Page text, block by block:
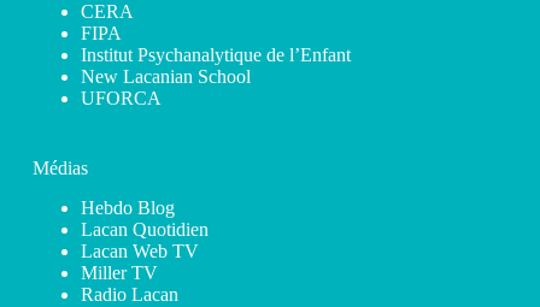
CERA
FIPA
Institut Psychanalytique de l’Enfant
New Lacanian School
UFORCA
Médias
Hebdo Blog
Lacan Quotidien
Lacan Web TV
Miller TV
Radio Lacan